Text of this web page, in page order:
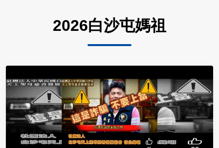
2026白沙屯媽祖